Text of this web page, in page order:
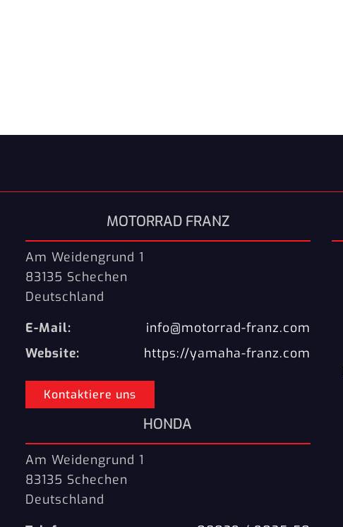
MOTORRAD FRANZ
Am Weidengrund 1
83135 Schechen
Deutschland
E-Mail:
info@motorrad-franz.com
Website:
https://yamaha-franz.com
Kontaktiere uns
HONDA
Am Weidengrund 1
83135 Schechen
Deutschland